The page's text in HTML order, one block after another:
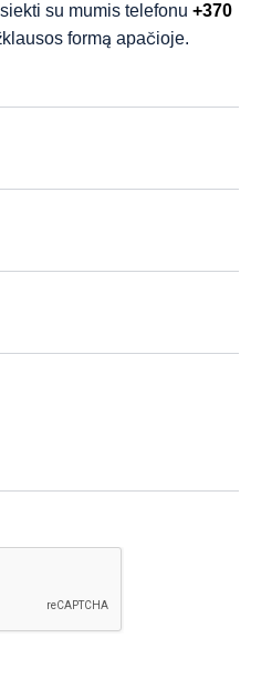
su mumis telefonu +370
formą apačioje.